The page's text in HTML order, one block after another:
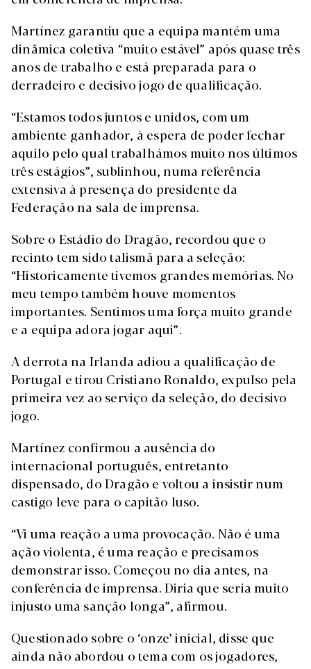
Martínez garantiu que a equipa mantém uma
dinâmica coletiva “muito estável” após quase três
anos de trabalho e está preparada para o
derradeiro e decisivo jogo de qualificação.
“Estamos todos juntos e unidos, com um
ambiente ganhador, à espera de poder fechar
aquilo pelo qual trabalhámos muito nos últimos
três estágios”, sublinhou, numa referência
extensiva à presença do presidente da
Federação na sala de imprensa.
Sobre o Estádio do Dragão, recordou que o
recinto tem sido talismã para a seleção:
“Historicamente tivemos grandes memórias. No
meu tempo também houve momentos
importantes. Sentimos uma força muito grande
e a equipa adora jogar aqui”.
A derrota na Irlanda adiou a qualificação de
Portugal e tirou Cristiano Ronaldo, expulso pela
primeira vez ao serviço da seleção, do decisivo
jogo.
Martínez confirmou a ausência do
internacional português, entretanto
dispensado, do Dragão e voltou a insistir num
castigo leve para o capitão luso.
“Vi uma reação a uma provocação. Não é uma
ação violenta, é uma reação e precisamos
demonstrar isso. Começou no dia antes, na
conferência de imprensa. Diria que seria muito
injusto uma sanção longa”, afirmou.
Questionado sobre o ‘onze’ inicial, disse que
ainda não abordou o tema com os jogadores,